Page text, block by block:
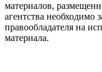
материалов,
агентства необходимо
правообладателя на
материала.